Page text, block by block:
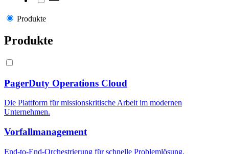
Produkte
Produkte
PagerDuty Operations Cloud
Die Plattform für missionskritische Arbeit im modernen
Unternehmen.
Vorfallmanagement
End-to-End-Orchestrierung für schnelle Problemlösung.